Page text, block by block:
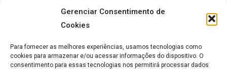
Gerenciar Consentimento de
Cookies
Para fornecer as melhores experiências, usamos tecnologias como
cookies para armazenar e/ou acessar informações do dispositivo. O
consentimento para essas tecnologias nos permitirá processar dados
estrangeiros, como a Mongólia, estão em Ganden. Lá
está o trono do nosso grande Mestre, Tsong-kha pa.
Depung também tem alguns Lamas eruditos.”